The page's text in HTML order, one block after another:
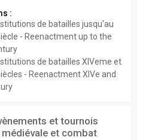
:
de batailles jusqu'au
- Reenactment up to the
de batailles XIVeme et
- Reenactment XIVe and
et tournois
et combat